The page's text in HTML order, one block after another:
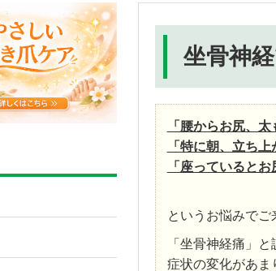
坐骨神
「腰からお尻、
「特に朝、立ち上
「座っていると
というお悩みでご
「坐骨神経痛」
症状の変化があま